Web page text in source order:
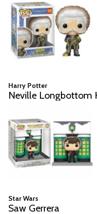
Harry Potter
Neville Longbottom
Star Wars
Saw Gerrera